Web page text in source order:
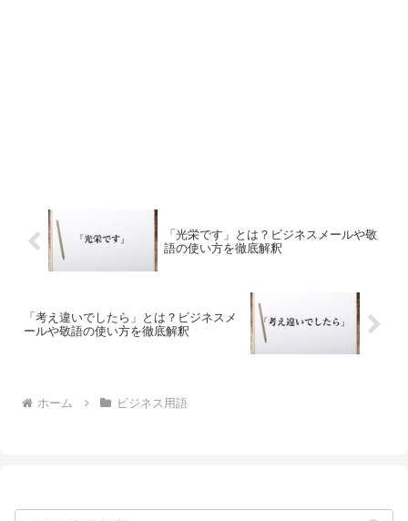
「光栄です」とは？ビジネスメールや敬
語の使い方を徹底解釈
「考え違いでしたら」とは？ビジネスメ
ールや敬語の使い方を徹底解釈
ホーム ビジネス用語